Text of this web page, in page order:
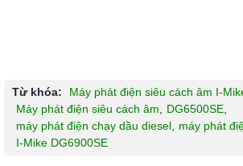
Từ khóa: Máy phát điện siêu cách âm I-
Máy phát điện siêu cách âm, DG6500SE,
máy phát điện chạy dầu diesel, máy phát
I-Mike DG6900SE